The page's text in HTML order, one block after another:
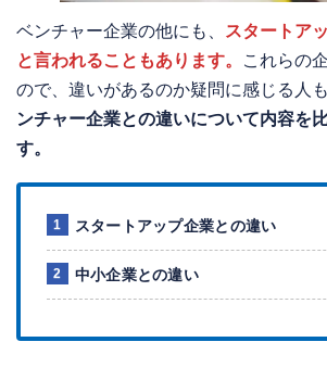
ベンチャー企業の他にも、
スタートア
と言われることもあります。
これらの
ので、違いがあるのか疑問に感じる人
ンチャー企業との違いについて内容を
す。
スタートアップ企業との違い
中小企業との違い